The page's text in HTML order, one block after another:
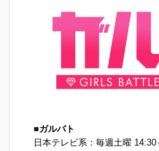
■ガルバト
日本テレビ系：毎週土曜 14:30